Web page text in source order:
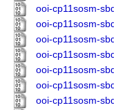
ooi-cp11sosm-
ooi-cp11sosm-
ooi-cp11sosm-
ooi-cp11sosm-
ooi-cp11sosm-
ooi-cp11sosm-
ooi-cp11sosm-